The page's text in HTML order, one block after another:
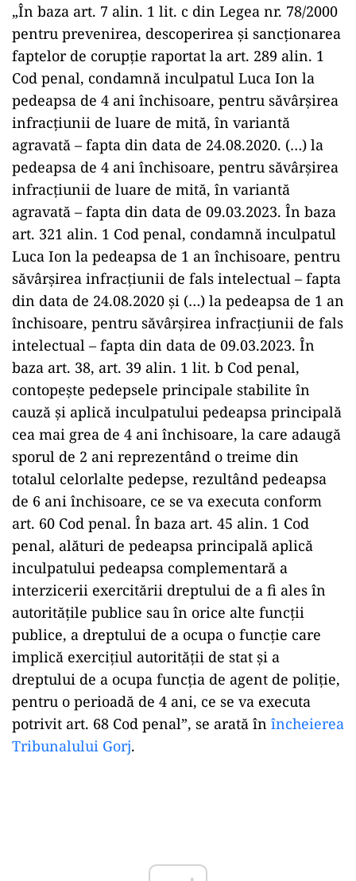
„În baza art. 7 alin. 1 lit. c din Legea nr. 78/2000
pentru prevenirea, descoperirea şi sancţionarea
faptelor de corupţie raportat la art. 289 alin. 1
Cod penal, condamnă inculpatul Luca Ion la
pedeapsa de 4 ani închisoare, pentru săvârşirea
infracţiunii de luare de mită, în variantă
agravată – fapta din data de 24.08.2020. (…) la
pedeapsa de 4 ani închisoare, pentru săvârşirea
infracţiunii de luare de mită, în variantă
agravată – fapta din data de 09.03.2023. În baza
art. 321 alin. 1 Cod penal, condamnă inculpatul
Luca Ion la pedeapsa de 1 an închisoare, pentru
săvârşirea infracţiunii de fals intelectual – fapta
din data de 24.08.2020 și (…) la pedeapsa de 1 an
închisoare, pentru săvârşirea infracţiunii de fals
intelectual – fapta din data de 09.03.2023. În
baza art. 38, art. 39 alin. 1 lit. b Cod penal,
contopeşte pedepsele principale stabilite în
cauză şi aplică inculpatului pedeapsa principală
cea mai grea de 4 ani închisoare, la care adaugă
sporul de 2 ani reprezentând o treime din
totalul celorlalte pedepse, rezultând pedeapsa
de 6 ani închisoare, ce se va executa conform
art. 60 Cod penal. În baza art. 45 alin. 1 Cod
penal, alături de pedeapsa principală aplică
inculpatului pedeapsa complementară a
interzicerii exercitării dreptului de a fi ales în
autorităţile publice sau în orice alte funcţii
publice, a dreptului de a ocupa o funcţie care
implică exerciţiul autorităţii de stat şi a
dreptului de a ocupa funcţia de agent de poliţie,
pentru o perioadă de 4 ani, ce se va executa
potrivit art. 68 Cod penal”, se arată în încheierea
Tribunalului Gorj.